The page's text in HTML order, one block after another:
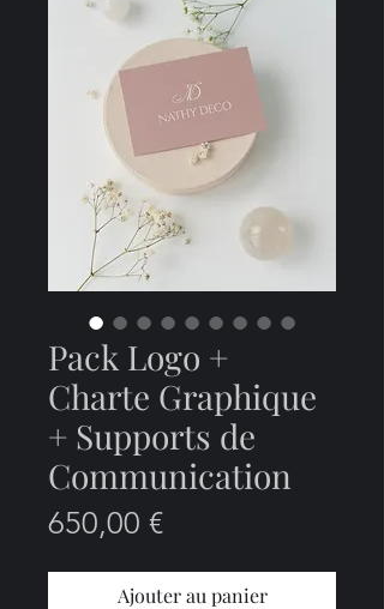
Pack Logo +
Charte Graphique
+ Supports de
Communication
650,00 €Prix
Ajouter au panier